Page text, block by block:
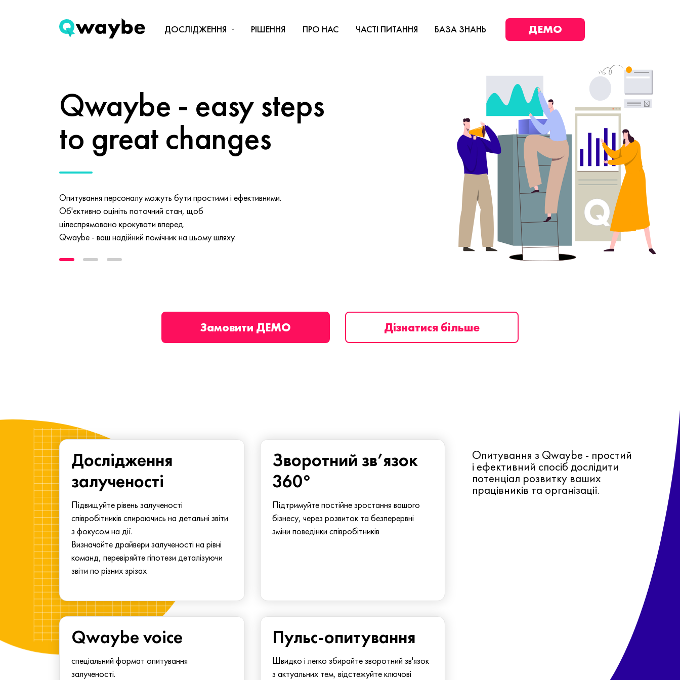
ДОСЛІДЖЕННЯ РІШЕННЯ ПРО НАС ЧАСТІ ПИТАННЯ БАЗА ЗНАНЬ ДЕМО
Qwaybe - easy steps
to great changes
Опитування персоналу можуть бути простими і ефективними.
Об'єктивно оцініть поточний стан, щоб
цілеспрямовано крокувати вперед.
Qwaybe - ваш надійний помічник на цьому шляху.
Замовити ДЕМО Дізнатися більше
Дослідження
залученості
Підвищуйте рівень залученості
співробітників спираючись на детальні звіти
з фокусом на дії.
Визначайте драйвери залученості на рівні
команд, перевіряйте гіпотези деталізуючи
звіти по різних зрізах
Зворотний зв’язок
360°
Підтримуйте постійне зростання вашого
бізнесу, через розвиток та безперервні
зміни поведінки співробітників
Опитування з Qwaybe - простий
і ефективний спосіб дослідити
потенціал розвитку ваших
працівників та організації.
Qwaybe voice
спеціальний формат опитування
залученості.
Пульс-опитування
Швидко і легко збирайте зворотний зв'язок
з актуальних тем, відстежуйте ключові